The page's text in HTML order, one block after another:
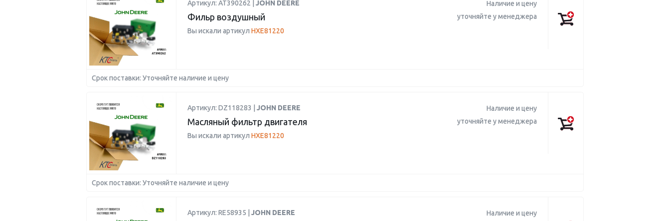
Артикул: AT390262 | JOHN DEERE
Фильр воздушный
Вы искали артикул HXE81220
Наличие и цену
уточняйте у менеджера
Срок поставки: Уточняйте наличие и цену
Артикул: DZ118283 | JOHN DEERE
Масляный фильтр двигателя
Вы искали артикул HXE81220
Наличие и цену
уточняйте у менеджера
Срок поставки: Уточняйте наличие и цену
Артикул: RE58935 | JOHN DEERE
Наличие и цену